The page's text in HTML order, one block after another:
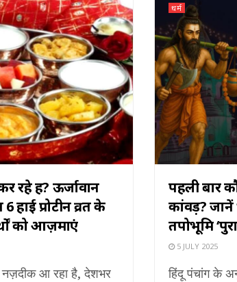
रहे हैं? ऊर्जावान
प्रोटीन व्रत के
को आज़माएं
आ रहा है, देशभर
धर्म
पहली बार
कांवड़?
तपोभूमि
5 JULY 2025
हिंदू पंचांग के